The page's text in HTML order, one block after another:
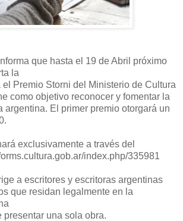
que hasta el 19 de Abril próximo
la
Premio Storni del Ministerio de Cultura
como objetivo reconocer y fomentar la
argentina. El primer premio otorgará un
exclusivamente a través del
index.php/335981
a escritores y escritoras argentinas
que residan legalmente en la
presentar una sola obra.